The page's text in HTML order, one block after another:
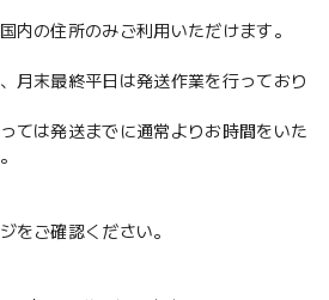
内の住所のみご利用いただけます。
月末最終平日は発送作業を行っており
ては発送までに通常よりお時間をいた
をご確認ください。